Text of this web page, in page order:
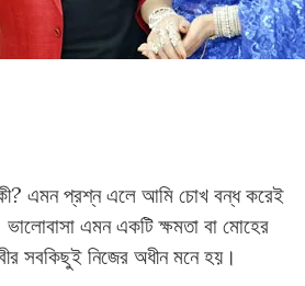
কী? এমন প্রশ্ন এলে আমি চোখ বন্ধ করেই
এমন একটি ক্ষমতা বা মোহের
সবকিছুই নিজের অধীন মনে হয়।